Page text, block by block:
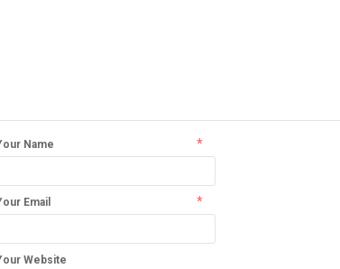
Name *
Email *
Website